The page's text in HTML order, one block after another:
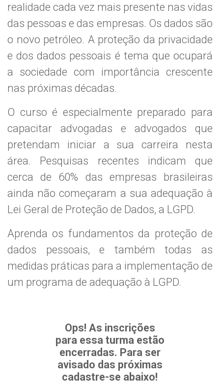
realidade cada vez mais presente nas vidas
das pessoas e das empresas. Os dados são
o novo petróleo. A proteção da privacidade
e dos dados pessoais é tema que ocupará
a sociedade com importância crescente
nas próximas décadas.
O curso é especialmente preparado para
capacitar advogadas e advogados que
pretendam iniciar a sua carreira nesta
área. Pesquisas recentes indicam que
cerca de 60% das empresas brasileiras
ainda não começaram a sua adequação à
Lei Geral de Proteção de Dados, a LGPD.
Aprenda os fundamentos da proteção de
dados pessoais, e também todas as
medidas práticas para a implementação de
um programa de adequação à LGPD.
Ops! As inscrições
para essa turma estão
encerradas. Para ser
avisado das próximas
cadastre-se abaixo!